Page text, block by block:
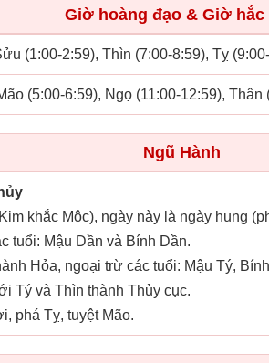
Giờ hoàng đạo & Giờ hắc
(1:00-2:59), Thìn (7:00-8:59), Tỵ
(5:00-6:59), Ngọ (11:00-12:59),
Ngũ Hành
khắc Mộc), ngày này là ngày hung
tuổi: Mậu Dần và Bính Dần.
Hỏa, ngoại trừ các tuổi: Mậu Tý,
Tý và Thìn thành Thủy cục.
phá Tỵ, tuyệt Mão.